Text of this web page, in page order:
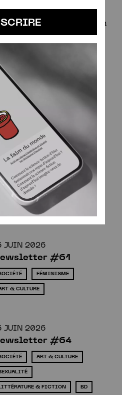
belle édition signée Actes
crise financière, corruption
pas cet auteur, alors
MARS 2026
#62
SOCIÉTÉ
& TECHNOLOGIES
ÉDUCATION SEXUALITÉ
FÉMINISME
JUIN 2026
#61
FÉMINISME
& CULTURE
JUIN 2026
#64
ART & CULTURE
& FICTION BD